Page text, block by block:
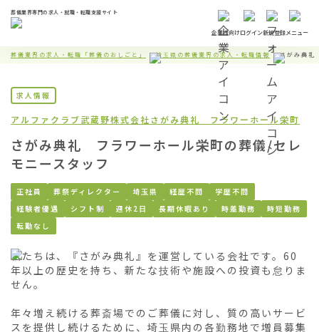
葬儀業界専門の求人・就職・転職支援サイト
企業様向けログイン新規登録メニュー
葬儀業界の求人・転職「葬儀のおしごと」 埼玉県の葬儀業界の求人・転職情報 さがみ典礼
求人情報
アルファクラブ武蔵野株式会社さがみ典礼 フラワーホール栄町
さがみ典礼 フラワーホール栄町の葬儀/セレ
モニースタッフ
正社員 葬祭ディレクター 埼玉県 経歴不問
学歴不問
経験者優遇
シフト制 週休2日 長期休暇あり 時差勤務
時短勤務
転勤なし
私たちは、『さがみ典礼』を運営している会社です。60
年以上の歴史を持ち、新たな技術や施設への投資も怠りま
せん。
年々増え続ける葬斎場でのご葬儀に対し、質の高いサービ
スを提供し続けるために、埼玉県内の各勤務地で増員募集